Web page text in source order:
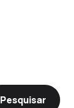
Pesquisar